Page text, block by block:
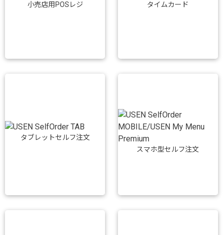
小売店用POSレジ タイムカード
タブレットセルフ注文
スマホ型セルフ注文